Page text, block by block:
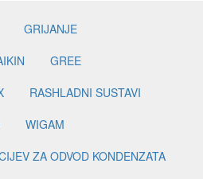
GRIJANJE
GREE
RASHLADNI SUSTAVI
WIGAM
ZA ODVOD KONDENZATA